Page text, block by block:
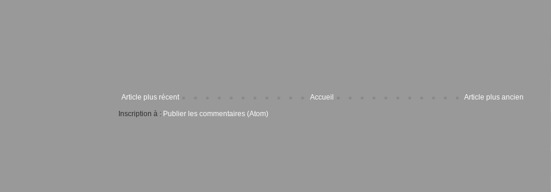
Article plus récent Article plus ancien
Accueil
Inscription à : Publier les commentaires (Atom)